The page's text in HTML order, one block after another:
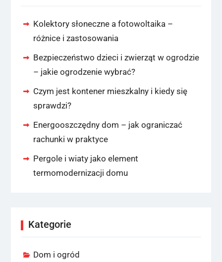
Kolektory słoneczne a fotowoltaika –
różnice i zastosowania
Bezpieczeństwo dzieci i zwierząt w ogrodzie
– jakie ogrodzenie wybrać?
Czym jest kontener mieszkalny i kiedy się
sprawdzi?
Energooszczędny dom – jak ograniczać
rachunki w praktyce
Pergole i wiaty jako element
termomodernizacji domu
Kategorie
Dom i ogród